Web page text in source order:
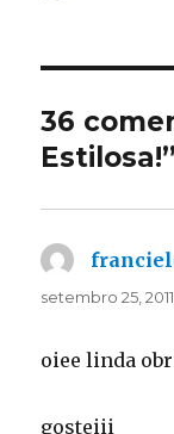
36
Estilosa!”
setembro 25,
oiee linda
gosteiii